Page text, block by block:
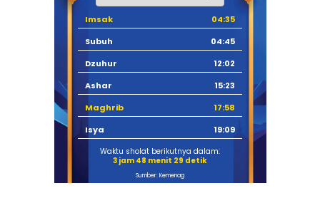
Imsak
04:35
Subuh
04:45
Dzuhur
12:02
Ashar
15:23
Maghrib
17:58
Isya
19:09
Waktu sholat berikutnya dalam:
3 jam 48 menit 28 detik
Sumber: Kemenag